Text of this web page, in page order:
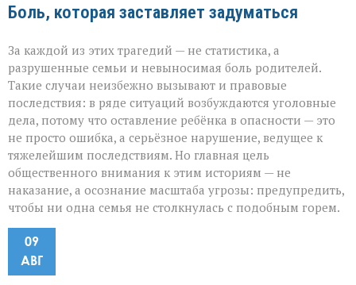
Боль, которая заставляет задуматься
За каждой из этих трагедий — не статистика, а
разрушенные семьи и невыносимая боль родителей.
Такие случаи неизбежно вызывают и правовые
последствия: в ряде ситуаций возбуждаются уголовные
дела, потому что оставление ребёнка в опасности — это
не просто ошибка, а серьёзное нарушение, ведущее к
тяжелейшим последствиям. Но главная цель
общественного внимания к этим историям — не
наказание, а осознание масштаба угрозы: предупредить,
чтобы ни одна семья не столкнулась с подобным горем.
09
АВГ